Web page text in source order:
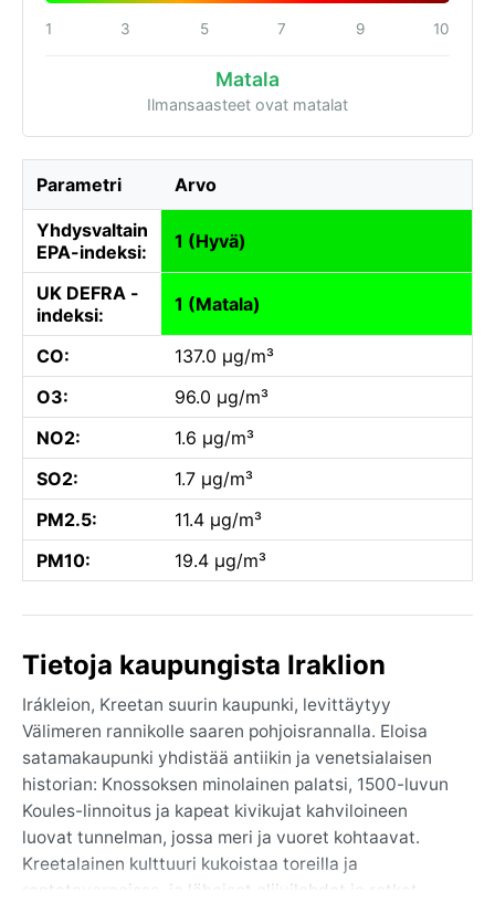
1 3 5 7 9 10
Matala
Ilmansaasteet ovat matalat
Parametri Arvo
Yhdysvaltain
EPA-indeksi:
1 (Hyvä)
UK DEFRA -
indeksi:
1 (Matala)
CO:
137.0 µg/m³
O3:
96.0 µg/m³
NO2:
1.6 µg/m³
SO2:
1.7 µg/m³
PM2.5:
11.4 µg/m³
PM10:
19.4 µg/m³
Tietoja kaupungista Iraklion
Irákleion, Kreetan suurin kaupunki, levittäytyy
Välimeren rannikolle saaren pohjoisrannalla. Eloisa
satamakaupunki yhdistää antiikin ja venetsialaisen
historian: Knossoksen minolainen palatsi, 1500-luvun
Koules-linnoitus ja kapeat kivikujat kahviloineen
luovat tunnelman, jossa meri ja vuoret kohtaavat.
Kreetalainen kulttuuri kukoistaa toreilla ja
rantatavernoissa, ja läheiset oliivilehdot ja rotkot